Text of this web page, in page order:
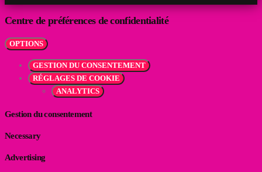
Centre de préférences de confidentialité
OPTIONS
GESTION DU CONSENTEMENT
RÉGLAGES DE COOKIE
ANALYTICS
Gestion du consentement
Necessary
Advertising